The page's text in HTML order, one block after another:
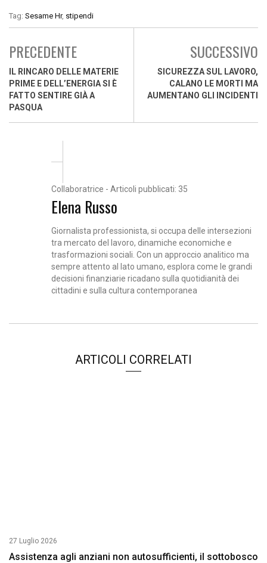
Tag: Sesame Hr, stipendi
PRECEDENTE
IL RINCARO DELLE MATERIE
PRIME E DELL’ENERGIA SI È
FATTO SENTIRE GIÀ A
PASQUA
SUCCESSIVO
SICUREZZA SUL LAVORO,
CALANO LE MORTI MA
AUMENTANO GLI INCIDENTI
Collaboratrice - Articoli pubblicati: 35
Elena Russo
Giornalista professionista, si occupa delle intersezioni
tra mercato del lavoro, dinamiche economiche e
trasformazioni sociali. Con un approccio analitico ma
sempre attento al lato umano, esplora come le grandi
decisioni finanziarie ricadano sulla quotidianità dei
cittadini e sulla cultura contemporanea
ARTICOLI CORRELATI
27 Luglio 2026
Assistenza agli anziani non autosufficienti, il sottobosco